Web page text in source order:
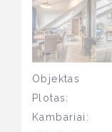
Objektas
Plotas:
Kambariai: